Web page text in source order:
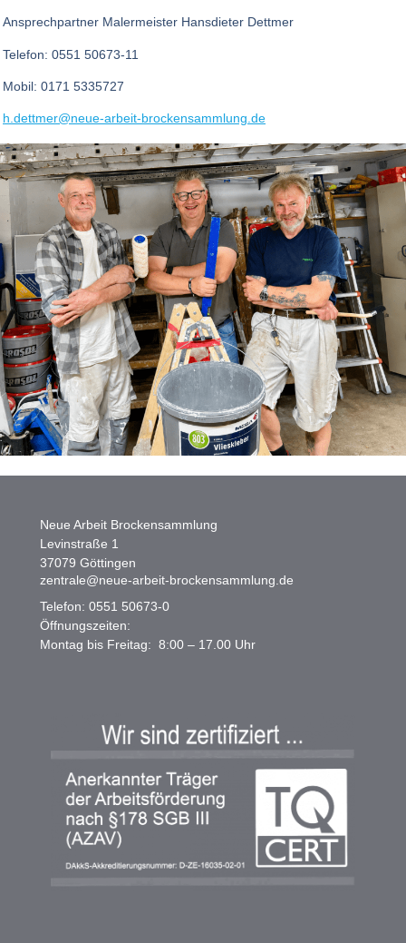
Ansprechpartner Malermeister Hansdieter Dettmer
Telefon: 0551 50673-11
Mobil: 0171 5335727
h.dettmer@neue-arbeit-brockensammlung.de
Neue Arbeit Brockensammlung
Levinstraße 1
37079 Göttingen
zentrale@neue-arbeit-brockensammlung.de
Telefon: 0551 50673-0
Öffnungszeiten:
Montag bis Freitag: 8:00 – 17.00 Uhr